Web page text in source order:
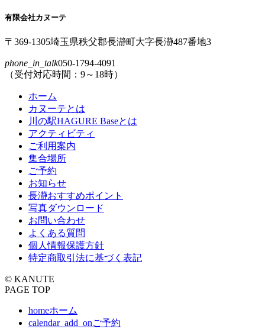
先
へ
る
る
有限会社カヌーテ
〒369-1305埼玉県秩父郡長瀞町大字長瀞487番地3
phone_in_talk050-1794-4091
（受付対応時間：9～18時）
ホーム
カヌーテとは
川の駅HAGURE Baseとは
アクティビティ
ご利用案内
集合場所
ご予約
お知らせ
長瀞おすすめポイント
写真ダウンロード
お問い合わせ
よくある質問
個人情報保護方針
特定商取引法に基づく表記
© KANUTE
PAGE TOP
homeホーム
calendar_add_onご予約